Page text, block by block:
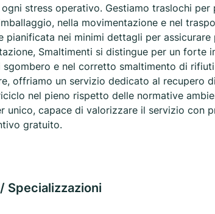
stress operativo. Gestiamo traslochi
nella movimentazione e nel
pianificata nei minimi dettagli per
Smaltimenti si distingue per un forte
e nel corretto smaltimento di
offriamo un servizio dedicato al recupero
nel pieno rispetto delle normative
unico, capace di valorizzare il servizio con
gratuito.
Specializzazioni